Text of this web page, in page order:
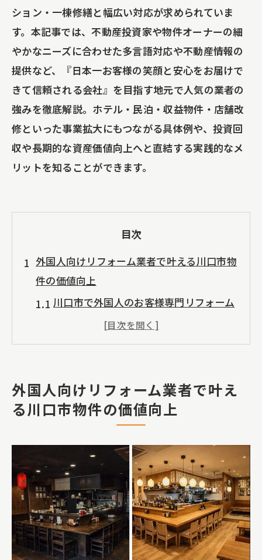
ション・一棟修繕と幅広い対応が求められていま
す。本記事では、不動産投資家や物件オーナーの細
やかなニーズに合わせた多言語対応や不動産情報の
提供など、『日本一お客様の笑顔と安心をお届けで
きて信頼される会社』を目指す地元で人気の業者の
強みを徹底解説。ホテル・民泊・収益物件・店舗改
修といった事業拡大にもつながる具体例や、投資回
収や長期的な資産価値向上へと直結する実践的なメ
リットを知ることができます。
目次
外国人向けリフォーム業者で叶える川口市物
件の価値向上
川口市で外国人のお客様専門リフォーム
業者を選ぶポイント比較表
物件オーナーが感じる日本一の安心と笑
中国人やマレーシア人投資家に好評なリ
フォームの特徴
内装リフォームと外壁リフォームで資産
価値を高めるコツ
欧米人も納得の収益物件リフォーム成功
事例
中国人やマレーシア人も安心の多言語リフォ
ーム対応
中国語・英語・マレー語対応のリフォー
外国人向けリフォーム業者で叶え
る川口市物件の価値向上